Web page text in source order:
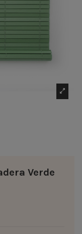
Verde